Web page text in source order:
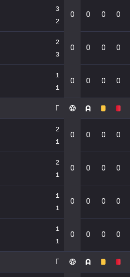
3
2
0 0 0 0
2
3
0 0 0 0
1
1
0 0 0 0
Г
2
1
0 0 0 0
2
1
0 0 0 0
1
1
0 0 0 0
1
1
0 0 0 0
Г